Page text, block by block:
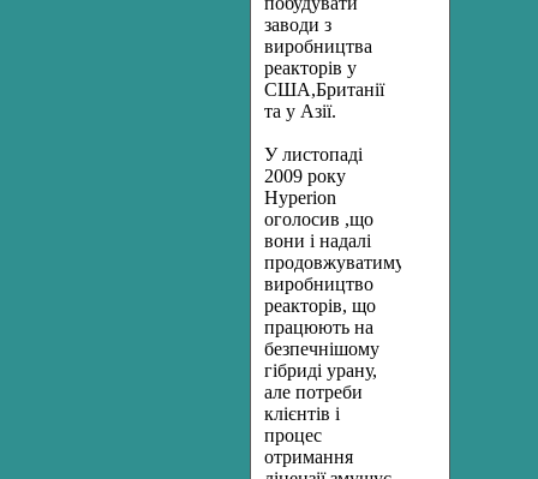
заводи з
виробництва
реакторів у
США,Британії
та у Азії.
У листопаді
2009 року
Hyperion
оголосив ,що
вони і надалі
продовжуватимуть
виробництво
реакторів, що
працюють на
безпечнішому
гібриді урану,
але потреби
клієнтів і
процес
отримання